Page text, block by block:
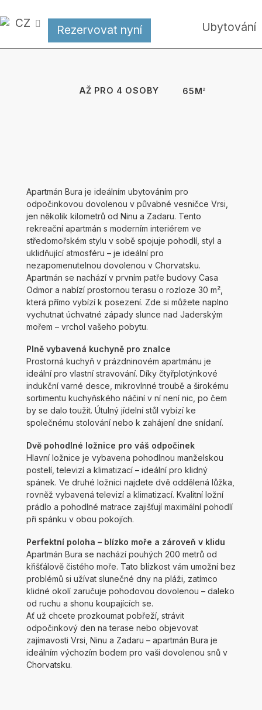
na
obsah
Ubytování
Maestral
CZ Rezervovat nyní
na vás ✦Apartmán Maestral nyní také s
AŽ PRO 4 OSOBY 65M 2
Apartmán Bura je ideálním ubytováním pro
odpočinkovou dovolenou v půvabné vesničce Vrsi,
jen několik kilometrů od Ninu a Zadaru. Tento
rekreační apartmán s moderním interiérem ve
středomořském stylu v sobě spojuje pohodlí, styl a
uklidňující atmosféru – je ideální pro
nezapomenutelnou dovolenou v Chorvatsku.
Apartmán se nachází v prvním patře budovy Casa
Odmor a nabízí prostornou terasu o rozloze 30 m²,
která přímo vybízí k posezení. Zde si můžete naplno
vychutnat úchvatné západy slunce nad Jaderským
mořem – vrchol vašeho pobytu.
Plně vybavená kuchyně pro znalce
Prostorná kuchyň v prázdninovém apartmánu je
ideální pro vlastní stravování. Díky čtyřplotýnkové
indukční varné desce, mikrovlnné troubě a širokému
sortimentu kuchyňského náčiní v ní není nic, po čem
by se dalo toužit. Útulný jídelní stůl vybízí ke
společnému stolování nebo k zahájení dne snídaní.
Dvě pohodlné ložnice pro váš odpočinek
Hlavní ložnice je vybavena pohodlnou manželskou
postelí, televizí a klimatizací – ideální pro klidný
spánek. Ve druhé ložnici najdete dvě oddělená lůžka,
rovněž vybavená televizí a klimatizací. Kvalitní ložní
prádlo a pohodlné matrace zajišťují maximální pohodlí
při spánku v obou pokojích.
Perfektní poloha – blízko moře a zároveň v klidu
Apartmán Bura se nachází pouhých 200 metrů od
křišťálově čistého moře. Tato blízkost vám umožní bez
problémů si užívat slunečné dny na pláži, zatímco
klidné okolí zaručuje pohodovou dovolenou – daleko
od ruchu a shonu koupajících se.
Ať už chcete prozkoumat pobřeží, strávit
odpočinkový den na terase nebo objevovat
zajímavosti Vrsi, Ninu a Zadaru – apartmán Bura je
ideálním výchozím bodem pro vaši dovolenou snů v
Chorvatsku.